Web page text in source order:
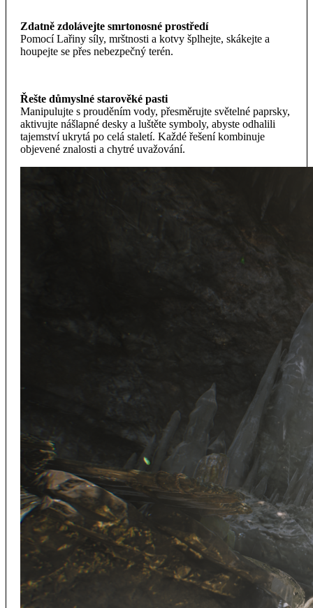
Zdatně zdolávejte smrtonosné prostředí
Pomocí Lařiny síly, mrštnosti a kotvy šplhejte, skákejte a
houpejte se přes nebezpečný terén.
Řešte důmyslné starověké pasti
Manipulujte s prouděním vody, přesměrujte světelné paprsky,
aktivujte nášlapné desky a luštěte symboly, abyste odhalili
tajemství ukrytá po celá staletí. Každé řešení kombinuje
objevené znalosti a chytré uvažování.